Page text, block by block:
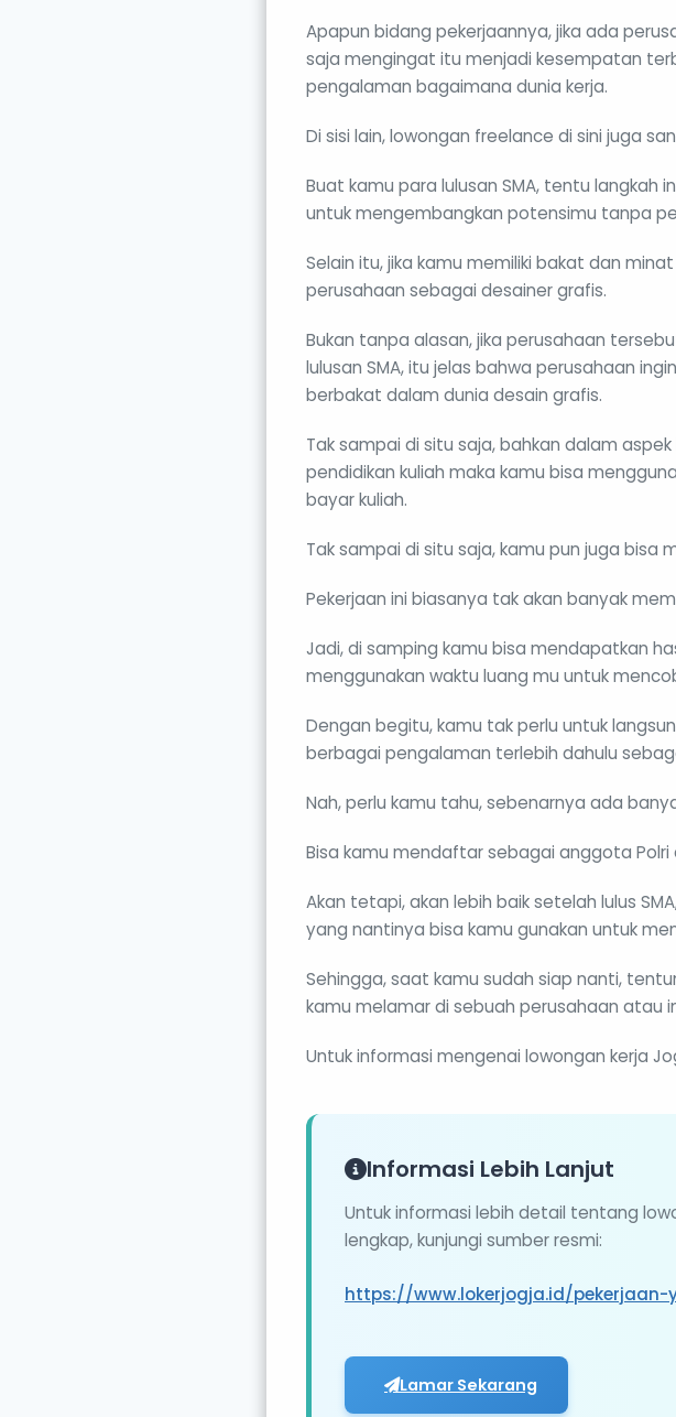
Apapun bidang pekerjaannya, jika ada
saja mengingat itu menjadi kesempatan
pengalaman bagaimana dunia kerja.
Di sisi lain, lowongan freelance di sini juga
Buat kamu para lulusan SMA, tentu
untuk mengembangkan potensimu tanpa
Selain itu, jika kamu memiliki bakat dan
perusahaan sebagai desainer grafis.
Bukan tanpa alasan, jika perusahaan
lulusan SMA, itu jelas bahwa perusahaan
berbakat dalam dunia desain grafis.
Tak sampai di situ saja, bahkan dalam
pendidikan kuliah maka kamu bisa
bayar kuliah.
Tak sampai di situ saja, kamu pun juga
Pekerjaan ini biasanya tak akan banyak
Jadi, di samping kamu bisa mendapatkan
menggunakan waktu luang mu untuk
Dengan begitu, kamu tak perlu untuk
berbagai pengalaman terlebih dahulu
Nah, perlu kamu tahu, sebenarnya ada
Bisa kamu mendaftar sebagai anggota Polri
Akan tetapi, akan lebih baik setelah lulus
yang nantinya bisa kamu gunakan untuk
Sehingga, saat kamu sudah siap nanti,
kamu melamar di sebuah perusahaan atau
Untuk informasi mengenai lowongan kerja
Informasi Lebih Lanjut
Untuk informasi lebih detail tentang
lengkap, kunjungi sumber resmi:
https://www.lokerjogja.id/
Lamar Sekarang